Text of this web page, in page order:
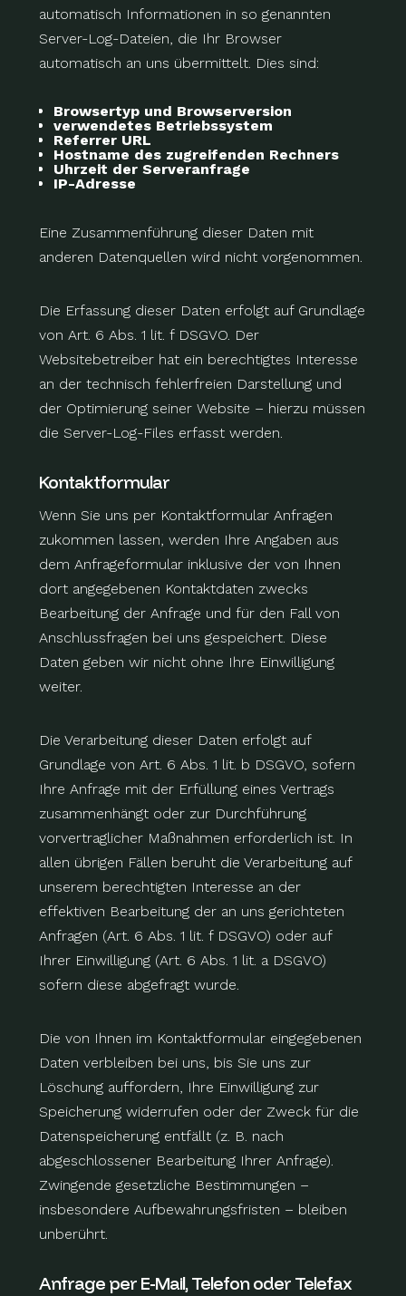
automatisch Informationen in so genannten
Server-Log-Dateien, die Ihr Browser
automatisch an uns übermittelt. Dies sind:
Browsertyp und Browserversion
verwendetes Betriebssystem
Referrer URL
Hostname des zugreifenden Rechners
Uhrzeit der Serveranfrage
IP-Adresse
Eine Zusammenführung dieser Daten mit
anderen Datenquellen wird nicht vorgenommen.
Die Erfassung dieser Daten erfolgt auf Grundlage
von Art. 6 Abs. 1 lit. f DSGVO. Der
Websitebetreiber hat ein berechtigtes Interesse
an der technisch fehlerfreien Darstellung und
der Optimierung seiner Website – hierzu müssen
die Server-Log-Files erfasst werden.
Kontaktformular
Wenn Sie uns per Kontaktformular Anfragen
zukommen lassen, werden Ihre Angaben aus
dem Anfrageformular inklusive der von Ihnen
dort angegebenen Kontaktdaten zwecks
Bearbeitung der Anfrage und für den Fall von
Anschlussfragen bei uns gespeichert. Diese
Daten geben wir nicht ohne Ihre Einwilligung
weiter.
Die Verarbeitung dieser Daten erfolgt auf
Grundlage von Art. 6 Abs. 1 lit. b DSGVO, sofern
Ihre Anfrage mit der Erfüllung eines Vertrags
zusammenhängt oder zur Durchführung
vorvertraglicher Maßnahmen erforderlich ist. In
allen übrigen Fällen beruht die Verarbeitung auf
unserem berechtigten Interesse an der
effektiven Bearbeitung der an uns gerichteten
Anfragen (Art. 6 Abs. 1 lit. f DSGVO) oder auf
Ihrer Einwilligung (Art. 6 Abs. 1 lit. a DSGVO)
sofern diese abgefragt wurde.
Die von Ihnen im Kontaktformular eingegebenen
Daten verbleiben bei uns, bis Sie uns zur
Löschung auffordern, Ihre Einwilligung zur
Speicherung widerrufen oder der Zweck für die
Datenspeicherung entfällt (z. B. nach
abgeschlossener Bearbeitung Ihrer Anfrage).
Zwingende gesetzliche Bestimmungen –
insbesondere Aufbewahrungsfristen – bleiben
unberührt.
Anfrage per E-Mail, Telefon oder Telefax